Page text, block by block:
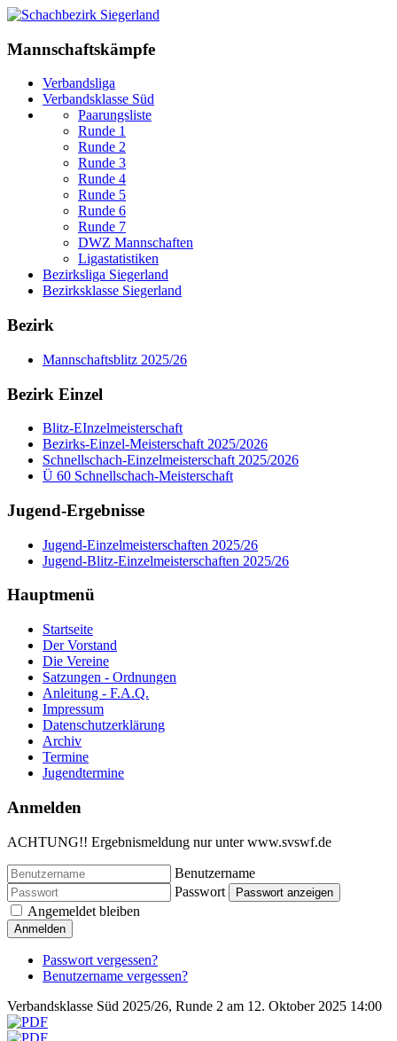
Mannschaftskämpfe
Verbandsliga
Verbandsklasse Süd
Paarungsliste
Runde 1
Runde 2
Runde 3
Runde 4
Runde 5
Runde 6
Runde 7
DWZ Mannschaften
Ligastatistiken
Bezirksliga Siegerland
Bezirksklasse Siegerland
Bezirk
Mannschaftsblitz 2025/26
Bezirk Einzel
Blitz-EInzelmeisterschaft
Bezirks-Einzel-Meisterschaft 2025/2026
Schnellschach-Einzelmeisterschaft 2025/2026
Ü 60 Schnellschach-Meisterschaft
Jugend-Ergebnisse
Jugend-Einzelmeisterschaften 2025/26
Jugend-Blitz-Einzelmeisterschaften 2025/26
Hauptmenü
Startseite
Der Vorstand
Die Vereine
Satzungen - Ordnungen
Anleitung - F.A.Q.
Impressum
Datenschutzerklärung
Archiv
Termine
Jugendtermine
Anmelden
ACHTUNG!! Ergebnismeldung nur unter www.svswf.de
Benutzername
Passwort
Passwort anzeigen
Angemeldet bleiben
Anmelden
Passwort vergessen?
Benutzername vergessen?
Verbandsklasse Süd 2025/26, Runde 2 am 12. Oktober 2025 14:00